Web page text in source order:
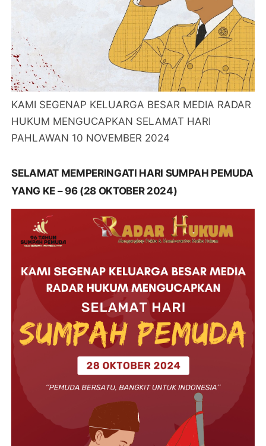
KAMI SEGENAP KELUARGA BESAR MEDIA RADAR
HUKUM MENGUCAPKAN SELAMAT HARI
PAHLAWAN 10 NOVEMBER 2024
SELAMAT MEMPERINGATI HARI SUMPAH PEMUDA
YANG KE – 96 (28 OKTOBER 2024)